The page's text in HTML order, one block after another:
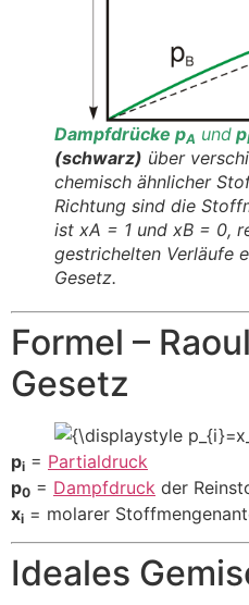
Dampfdrücke pA und p
(schwarz) über
chemisch ähnlicher
Richtung sind die
ist xA = 1 und xB = 0,
gestrichelten Verläufe
Gesetz.
Formel –
Gesetz
pi = Partialdruck
p0 = Dampfdruck der
xi = molarer
Ideales